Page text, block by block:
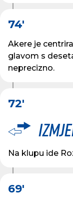
74'
Akere je
glavom s
neprecizno.
72'
Na klupu ide
69'